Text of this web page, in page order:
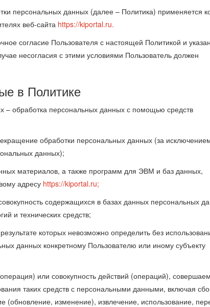
персональных данных (далее – Политика) применяется
веб-сайта https://kiportal.ru.
согласие Пользователя с настоящей Политикой и
несогласия с этими условиями Пользователь должен
в Политике
– обработка персональных данных с помощью средств
обработки персональных данных (за
данных);
материалов, а также программ для ЭВМ и баз данных,
адресу https://kiportal.ru;
содержащихся в базах данных персональных
и технических средств;
которых невозможно определить без
данных конкретному Пользователю или иному субъекту
или совокупность действий (операций),
таких средств с персональными данными, включая
(обновление, изменение), извлечение, использование,